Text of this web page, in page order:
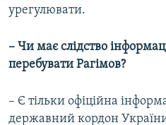
урегулювати.
– Чи має слідство
перебувати Рагімов?
– Є тільки офіційна
державний кордон